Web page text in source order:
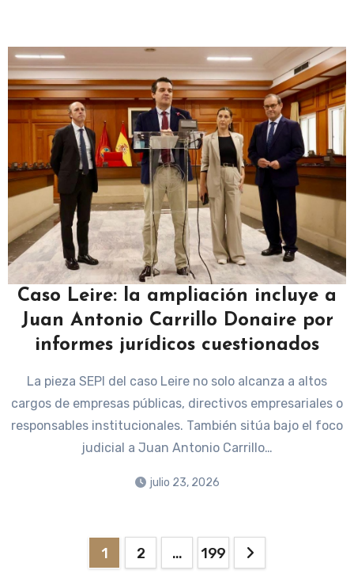
Caso Leire: la ampliación incluye a
Juan Antonio Carrillo Donaire por
informes jurídicos cuestionados
La pieza SEPI del caso Leire no solo alcanza a altos
cargos de empresas públicas, directivos empresariales o
responsables institucionales. También sitúa bajo el foco
judicial a Juan Antonio Carrillo…
julio 23, 2026
Paginación
1 2 … 199